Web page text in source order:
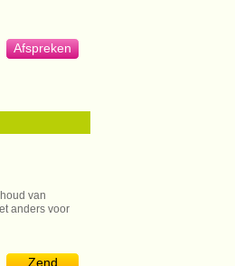
Afspreken
van
anders voor
Zend